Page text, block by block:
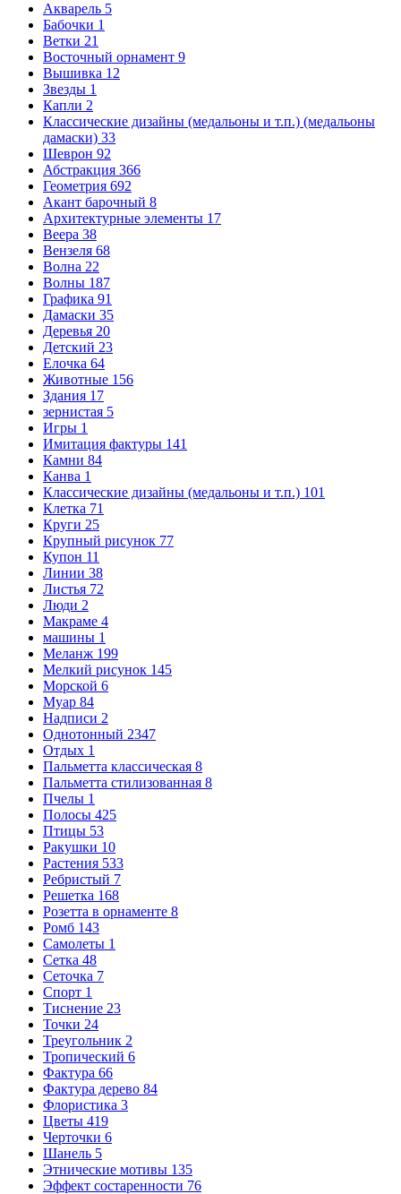
Акварель 5
Бабочки 1
Ветки 21
Восточный орнамент 9
Вышивка 12
Звезды 1
Капли 2
Классические дизайны (медальоны и т.п.) (медальоны
дамаски) 33
Шеврон 92
Абстракция 366
Геометрия 692
Акант барочный 8
Архитектурные элементы 17
Веера 38
Вензеля 68
Волна 22
Волны 187
Графика 91
Дамаски 35
Деревья 20
Детский 23
Елочка 64
Животные 156
Здания 17
зернистая 5
Игры 1
Имитация фактуры 141
Камни 84
Канва 1
Классические дизайны (медальоны и т.п.) 101
Клетка 71
Круги 25
Крупный рисунок 77
Купон 11
Линии 38
Листья 72
Люди 2
Макраме 4
машины 1
Меланж 199
Мелкий рисунок 145
Морской 6
Муар 84
Надписи 2
Однотонный 2347
Отдых 1
Пальметта классическая 8
Пальметта стилизованная 8
Пчелы 1
Полосы 425
Птицы 53
Ракушки 10
Растения 533
Ребристый 7
Решетка 168
Розетта в орнаменте 8
Ромб 143
Самолеты 1
Сетка 48
Сеточка 7
Спорт 1
Тиснение 23
Точки 24
Треугольник 2
Тропический 6
Фактура 66
Фактура дерево 84
Флористика 3
Цветы 419
Черточки 6
Шанель 5
Этнические мотивы 135
Эффект состаренности 76